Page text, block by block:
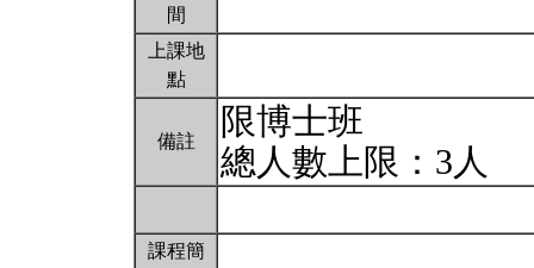
間
上課地
點
備註
限博士班
總人數上限：3人
課程簡